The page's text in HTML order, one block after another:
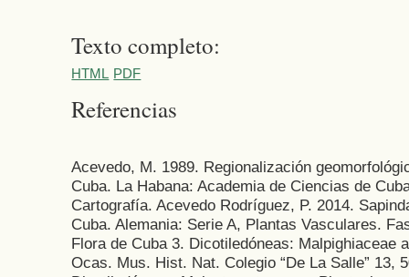
Texto completo:
HTML PDF
Referencias
Acevedo, M. 1989. Regionalización
Cuba. La Habana: Academia de Ciencias de
Cartografía. Acevedo Rodríguez, P. 2014.
Cuba. Alemania: Serie A, Plantas Vasculares.
Flora de Cuba 3. Dicotiledóneas: Malpighiaceae
Ocas. Mus. Hist. Nat. Colegio “De La Salle” 13,